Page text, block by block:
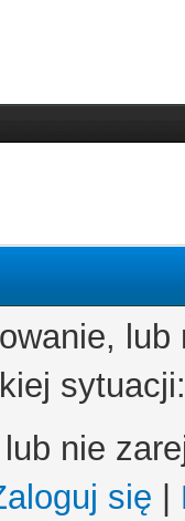
sytuacji:
nie
się